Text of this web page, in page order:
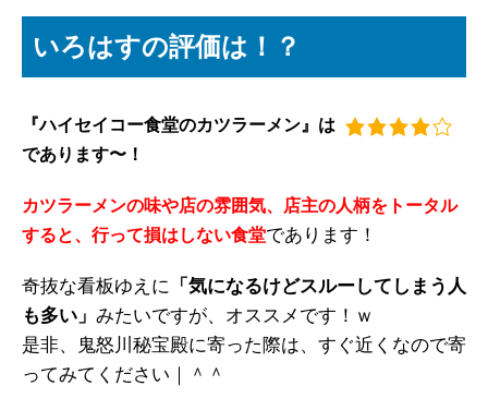
いろはすの評価は！？
『ハイセイコー食堂のカツラーメン』は
であります〜！
カツラーメンの味や店の雰囲気、店主の人柄をトータル
すると、行って損はしない食堂であります！
奇抜な看板ゆえに 「気になるけどスルーしてしまう人
も多い」 みたいですが、オススメです！ｗ
是非、鬼怒川秘宝殿に寄った際は、すぐ近くなので寄
ってみてください｜＾＾